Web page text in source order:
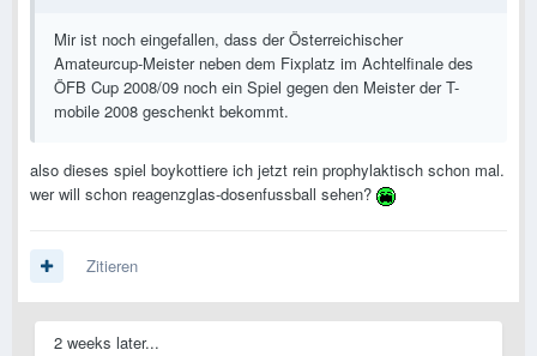
Mir ist noch eingefallen, dass der Österreichischer
Amateurcup-Meister neben dem Fixplatz im Achtelfinale des
ÖFB Cup 2008/09 noch ein Spiel gegen den Meister der T-
mobile 2008 geschenkt bekommt.
also dieses spiel boykottiere ich jetzt rein prophylaktisch schon mal.
wer will schon reagenzglas-dosenfussball sehen?
Zitieren
2 weeks later...